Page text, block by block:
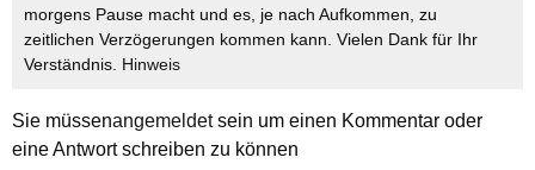
morgens Pause macht und es, je nach Aufkommen, zu
zeitlichen Verzögerungen kommen kann. Vielen Dank für Ihr
Verständnis. Hinweis
Sie müssenangemeldetsein um einen Kommentar oder
eine Antwort schreiben zu können